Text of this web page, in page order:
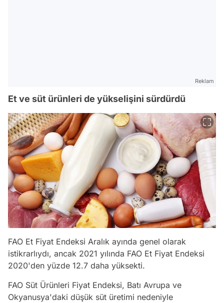
Reklam
Et ve süt ürünleri de yükselişini sürdürdü
FAO Et Fiyat Endeksi Aralık ayında genel olarak
istikrarlıydı, ancak 2021 yılında FAO Et Fiyat Endeksi
2020'den yüzde 12.7 daha yüksekti.
FAO Süt Ürünleri Fiyat Endeksi, Batı Avrupa ve
Okyanusya'daki düşük süt üretimi nedeniyle